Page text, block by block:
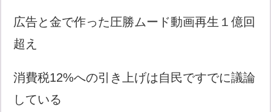
広告と金で作った圧勝ムード動画再生１億回
超え
消費税12%への引き上げは自民ですでに議論
している